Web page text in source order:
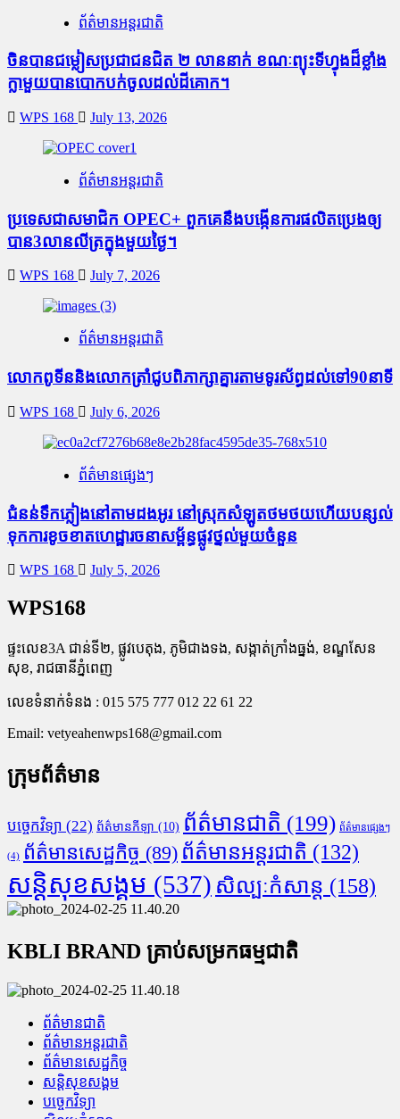
ព័ត៌មានអន្តរជាតិ
ចិនបានជម្លៀសប្រជាជនជិត ២ លាននាក់ ខណៈព្យុះទីហ្វុងដ៏ខ្លាំង
ក្លាមួយបានបោកបក់ចូលដល់ដីគោក។
WPS 168 July 13, 2026
ព័ត៌មានអន្តរជាតិ
ប្រទេសជាសមាជិក OPEC+​ ពួកគេនឹងបង្កើនការផលិតប្រេងឲ្យ
បាន3លានលីត្រក្នុងមួយថ្ងៃ។
WPS 168 July 7, 2026
ព័ត៌មានអន្តរជាតិ
លោកពូទីននិងលោកត្រាំជូបពិភាក្សាគ្នារតាមទូរស័ព្ធដល់ទៅ90នាទី
WPS 168 July 6, 2026
ព័ត៌មានផ្សេងៗ
ជំនន់​ទឹកភ្លៀង​នៅ​តាម​ដងអូរ​ នៅ​ស្រុក​សំឡូត​ថមថយ​ហើយ​បន្សល់​
ទុក​ការ​ខូចខាត​ហេដ្ឋារចនាសម្ព័ន្ធ​ផ្លូវថ្នល់​មួយ​ចំនួន
WPS 168 July 5, 2026
WPS168
ផ្ទះលេខ3A ជាន់ទី២, ផ្លូវបេតុង, ភូមិជាងទង, សង្កាត់ក្រាំងធ្នង់, ខណ្ឌសែន
សុខ, រាជធានីភ្នំពេញ
លេខទំនាក់ទំនង : 015 575 777 012 22 61 22
Email: vetyeahenwps168@gmail.com
ក្រុមព័ត៌មាន
បច្ចេកវិទ្យា (22) ព័ត៌មានកីឡា (10) ព័ត៌មានជាតិ (199) ព័ត៌មានផ្សេងៗ
(4) ព័ត៌មានសេដ្ឋកិច្ច (89) ព័ត៌មានអន្តរជាតិ (132)
សន្តិសុខសង្គម (537) សិល្បៈកំសាន្ត (158)
KBLI BRAND គ្រាប់សម្រកធម្មជាតិ
ព័ត៌មានជាតិ
ព័ត៌មានអន្តរជាតិ
ព័ត៌មានសេដ្ឋកិច្ច
សន្តិសុខសង្គម
បច្ចេកវិទ្យា